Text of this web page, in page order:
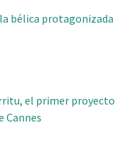
bélica protagonizada
el primer proyecto
Cannes